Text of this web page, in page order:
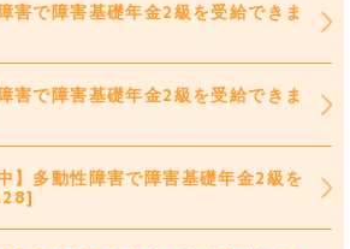
害で障害基礎年金2級を受給できま
害で障害基礎年金2級を受給できま
】多動性障害で障害基礎年金2級を